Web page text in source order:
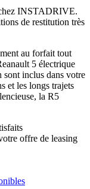
INSTADRIVE.
de restitution très
au forfait tout
5 électrique
sont inclus dans votre
et les longs trajets
la R5
offre de leasing